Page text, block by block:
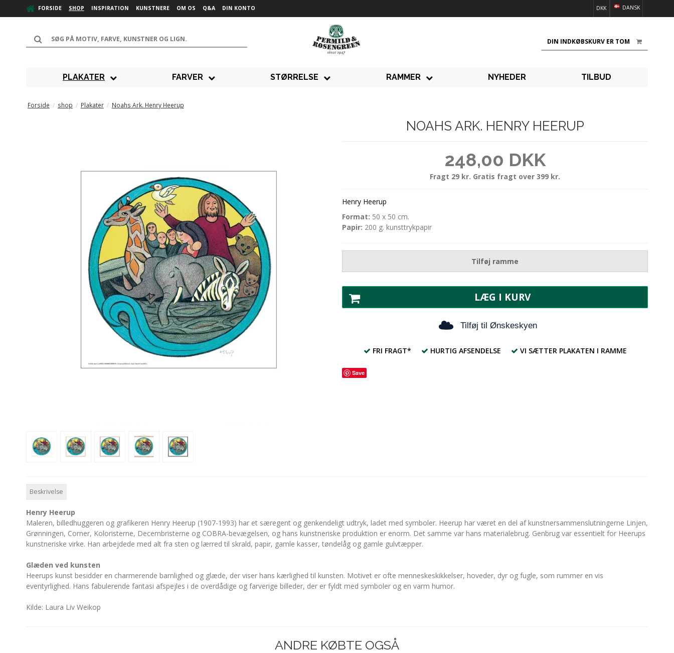
FORSIDE SHOP INSPIRATION KUNSTNERE OM OS Q&A DIN KONTO DANSK
DKK
DIN INDKØBSKURV ER TOM
PLAKATER FARVER STØRRELSE RAMMER NYHEDER TILBUD
Forside / shop / Plakater / Noahs Ark. Henry Heerup
NOAHS ARK. HENRY HEERUP
248,00 DKK
Fragt 29 kr. Gratis fragt over 399 kr.
Henry Heerup
Format: 50 x 50 cm.
Papir: 200 g. kunsttrykpapir
Tilføj ramme
LÆG I KURV
Tilføj til Ønskeskyen
FRI FRAGT* HURTIG AFSENDELSE VI SÆTTER PLAKATEN I RAMME
Save
Beskrivelse
Henry Heerup
Maleren, billedhuggeren og grafikeren Henry Heerup (1907-1993) har et særegent og genkendeligt udtryk, ladet med symboler. Heerup har været en del af kunstnersammenslutningerne Linjen,
Grønningen, Corner, Koloristerne, Decembristerne og COBRA-bevægelsen, og hans kunstneriske produktion er enorm. Det samme var hans materialebrug. Genbrug var essentielt for Heerups
kunstneriske virke. Han arbejdede med alt fra sten og lærred til skrald, papir, gamle kasser, tøndelåg og gamle gulvtæpper.
Glæden ved kunsten
Heerups kunst besidder en charmerende barnlighed og glæde, der viser hans kærlighed til kunsten. Motivet er ofte menneskeskikkelser, hoveder, dyr og fugle, som rummer en vis
eventyrlighed. Hans fabulerende fantasi afspejles i de overdådige og farverige billeder, der er fyldt med symboler og en varm humor.
Kilde: Laura Liv Weikop
ANDRE KØBTE OGSÅ